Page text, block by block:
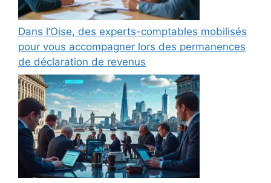
Dans l’Oise, des experts-comptables mobilisés
pour vous accompagner lors des permanences
de déclaration de revenus